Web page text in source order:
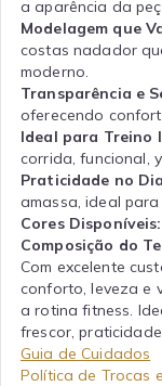
a aparência da
Modelagem que
costas nadador
moderno.
Transparência e
oferecendo
Ideal para Treino
corrida, funcional,
Praticidade no
amassa, ideal
Cores Disponíveis:
Composição do
Com excelente
conforto, leveza e
a rotina fitness.
frescor,
Guia de Cuidados
Política de Trocas